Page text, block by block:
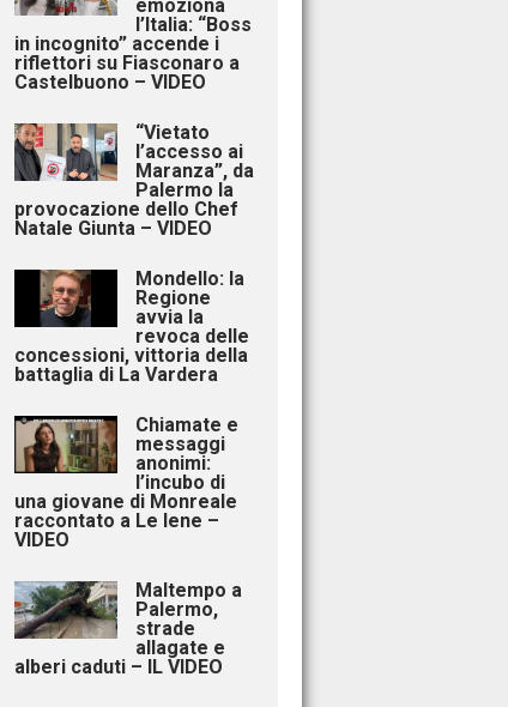
emoziona
l’Italia: “Boss
in incognito” accende i
riflettori su Fiasconaro a
Castelbuono – VIDEO
“Vietato
l’accesso ai
Maranza”, da
Palermo la
provocazione dello Chef
Natale Giunta – VIDEO
Mondello: la
Regione
avvia la
revoca delle
concessioni, vittoria della
battaglia di La Vardera
Chiamate e
messaggi
anonimi:
l’incubo di
una giovane di Monreale
raccontato a Le Iene –
VIDEO
Maltempo a
Palermo,
strade
allagate e
alberi caduti – IL VIDEO